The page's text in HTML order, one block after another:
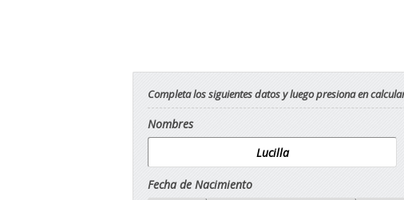
Completa los siguientes datos y luego presiona en
Nombres
Fecha de Nacimiento